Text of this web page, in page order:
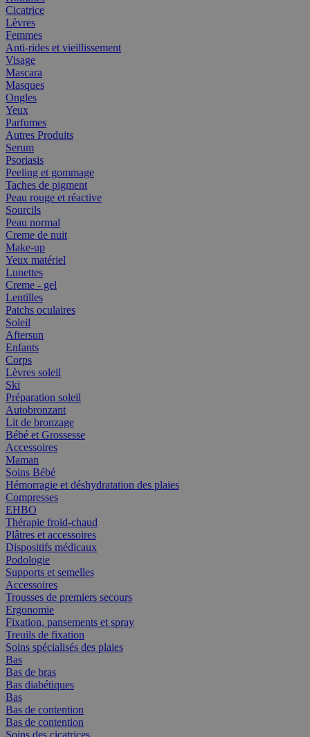
Cicatrice
Lèvres
Femmes
Anti-rides et vieillissement
Visage
Mascara
Masques
Ongles
Yeux
Parfumes
Autres Produits
Serum
Psoriasis
Peeling et gommage
Taches de pigment
Peau rouge et réactive
Sourcils
Peau normal
Creme de nuit
Make-up
Yeux matériel
Lunettes
Creme - gel
Lentilles
Patchs oculaires
Soleil
Aftersun
Enfants
Corps
Lèvres soleil
Ski
Préparation soleil
Autobronzant
Lit de bronzage
Bébé et Grossesse
Accessoires
Maman
Soins Bébé
Hémorragie et déshydratation des plaies
Compresses
EHBO
Thérapie froid-chaud
Plâtres et accessoires
Dispositifs médicaux
Podologie
Supports et semelles
Accessoires
Trousses de premiers secours
Ergonomie
Fixation, pansements et spray
Treuils de fixation
Soins spécialisés des plaies
Bas
Bas de bras
Bas diabétiques
Bas
Bas de contention
Bas de contention